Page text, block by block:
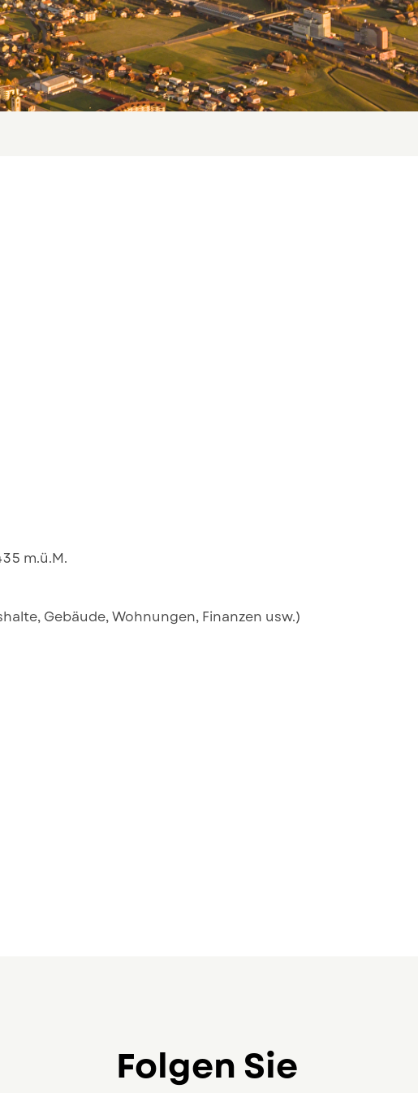
m.ü.M.
Gebäude, Wohnungen, Finanzen usw.)
geöffnet.
Folgen Sie